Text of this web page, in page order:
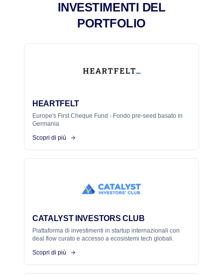
INVESTIMENTI DEL
PORTFOLIO
HEARTFELT
Europe's First Cheque Fund - Fondo pre-seed basato in
Germania
Scopri di più
CATALYST INVESTORS CLUB
Piattaforma di investimenti in startup internazionali con
deal flow curato e accesso a ecosistemi tech globali.
Scopri di più